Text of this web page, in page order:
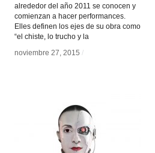
alrededor del año 2011 se conocen y
comienzan a hacer performances.
Elles definen los ejes de su obra como
“el chiste, lo trucho y la
noviembre 27, 2015 /
noviembre 27, 2015 /